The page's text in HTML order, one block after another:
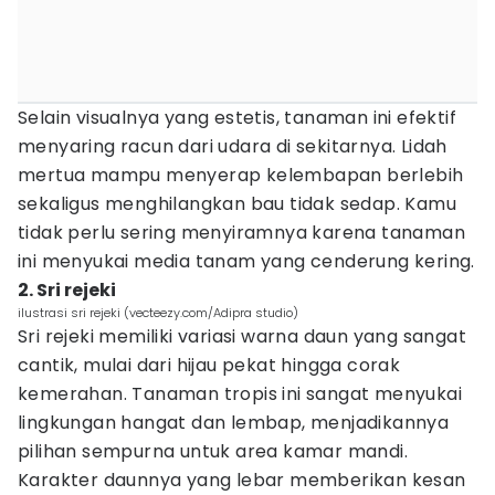
Selain visualnya yang estetis, tanaman ini efektif
menyaring racun dari udara di sekitarnya. Lidah
mertua mampu menyerap kelembapan berlebih
sekaligus menghilangkan bau tidak sedap. Kamu
tidak perlu sering menyiramnya karena tanaman
ini menyukai media tanam yang cenderung kering.
2. Sri rejeki
ilustrasi sri rejeki (vecteezy.com/Adipra studio)
Sri rejeki memiliki variasi warna daun yang sangat
cantik, mulai dari hijau pekat hingga corak
kemerahan. Tanaman tropis ini sangat menyukai
lingkungan hangat dan lembap, menjadikannya
pilihan sempurna untuk area kamar mandi.
Karakter daunnya yang lebar memberikan kesan